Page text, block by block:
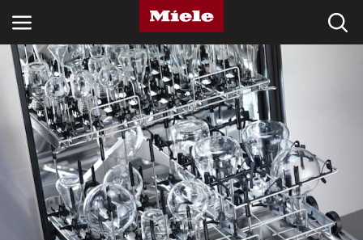
産業
知識ハブ
製品
サービス & サポート